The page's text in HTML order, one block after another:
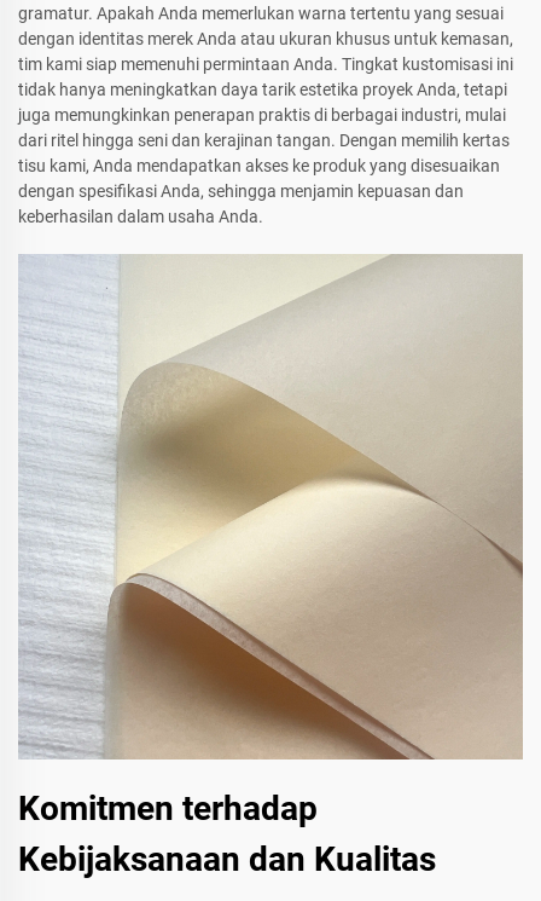
gramatur. Apakah Anda memerlukan warna tertentu yang sesuai
dengan identitas merek Anda atau ukuran khusus untuk kemasan,
tim kami siap memenuhi permintaan Anda. Tingkat kustomisasi ini
tidak hanya meningkatkan daya tarik estetika proyek Anda, tetapi
juga memungkinkan penerapan praktis di berbagai industri, mulai
dari ritel hingga seni dan kerajinan tangan. Dengan memilih kertas
tisu kami, Anda mendapatkan akses ke produk yang disesuaikan
dengan spesifikasi Anda, sehingga menjamin kepuasan dan
keberhasilan dalam usaha Anda.
Komitmen terhadap
Kebijaksanaan dan Kualitas